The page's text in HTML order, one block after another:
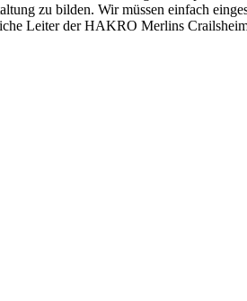
zu bilden. Wir müssen einfach
Leiter der HAKRO Merlins